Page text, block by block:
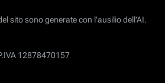
sito sono generate con l'ausilio dell'AI.
12878470157